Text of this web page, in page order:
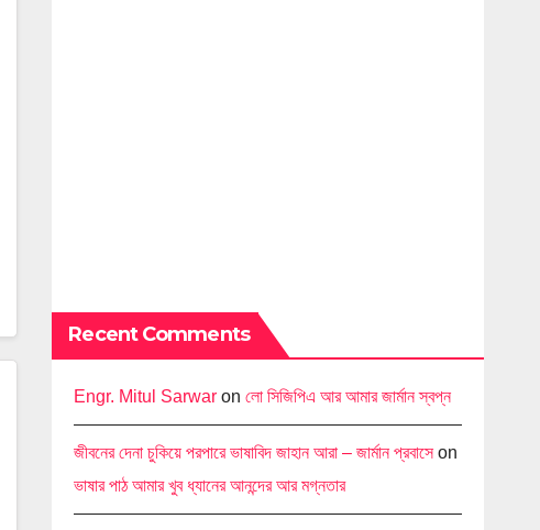
Recent Comments
Engr. Mitul Sarwar onলো সিজিপিএ আর আমার জার্মান স্বপ্ন
জীবনের দেনা চুকিয়ে পরপারে ভাষাবিদ জাহান আরা – জার্মান প্রবাসেon
ভাষার পাঠ আমার খুব ধ্যানের আনন্দের আর মগ্নতার